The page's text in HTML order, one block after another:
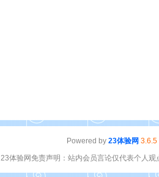
Powered by 23体验网 3.6.5
23体验网免责声明：站内会员言论仅代表个人